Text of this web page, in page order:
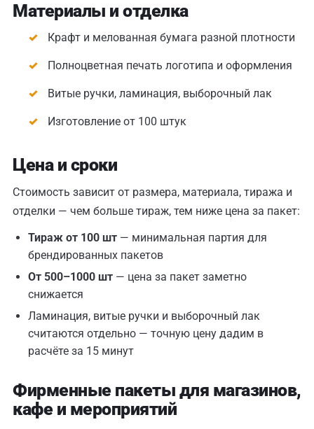
Материалы и отделка
Крафт и мелованная бумага разной плотности
Полноцветная печать логотипа и оформления
Витые ручки, ламинация, выборочный лак
Изготовление от 100 штук
Цена и сроки
Стоимость зависит от размера, материала, тиража и
отделки — чем больше тираж, тем ниже цена за пакет:
Тираж от 100 шт — минимальная партия для
брендированных пакетов
От 500–1000 шт — цена за пакет заметно
снижается
Ламинация, витые ручки и выборочный лак
считаются отдельно — точную цену дадим в
расчёте за 15 минут
Фирменные пакеты для магазинов,
кафе и мероприятий